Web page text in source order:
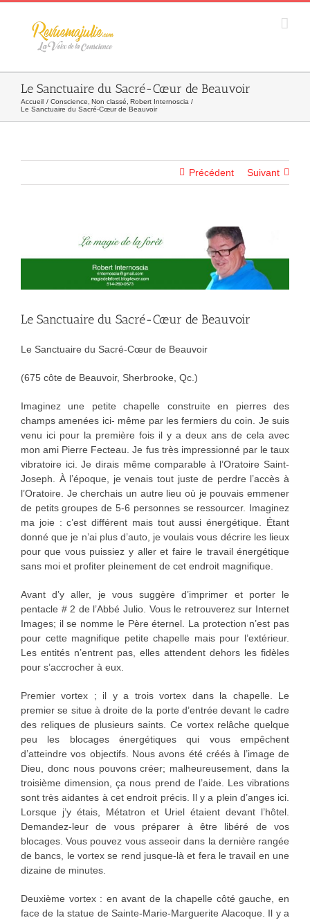
Skip
Le Sanctuaire du Sacré-Cœur de Beauvoir
Accueil Conscience Non classé Robert Internoscia
Le Sanctuaire du Sacré-Cœur de Beauvoir
Précédent Suivant
l&apos;image
Le Sanctuaire du Sacré-Cœur de Beauvoir
Le Sanctuaire du Sacré-Cœur de Beauvoir
(675 côte de Beauvoir, Sherbrooke, Qc.)
Imaginez une petite chapelle construite en pierres des
champs amenées ici- même par les fermiers du coin. Je suis
venu ici pour la première fois il y a deux ans de cela avec
mon ami Pierre Fecteau. Je fus très impressionné par le taux
vibratoire ici. Je dirais même comparable à l’Oratoire Saint-
Joseph. À l’époque, je venais tout juste de perdre l’accès à
l’Oratoire. Je cherchais un autre lieu où je pouvais emmener
de petits groupes de 5-6 personnes se ressourcer. Imaginez
ma joie : c’est différent mais tout aussi énergétique. Étant
donné que je n’ai plus d’auto, je voulais vous décrire les lieux
pour que vous puissiez y aller et faire le travail énergétique
sans moi et profiter pleinement de cet endroit magnifique.
Avant d’y aller, je vous suggère d’imprimer et porter le
pentacle # 2 de l’Abbé Julio. Vous le retrouverez sur Internet
Images; il se nomme le Père éternel. La protection n’est pas
pour cette magnifique petite chapelle mais pour l’extérieur.
Les entités n’entrent pas, elles attendent dehors les fidèles
pour s’accrocher à eux.
Premier vortex ; il y a trois vortex dans la chapelle. Le
premier se situe à droite de la porte d’entrée devant le cadre
des reliques de plusieurs saints. Ce vortex relâche quelque
peu les blocages énergétiques qui vous empêchent
d’atteindre vos objectifs. Nous avons été créés à l’image de
Dieu, donc nous pouvons créer; malheureusement, dans la
troisième dimension, ça nous prend de l’aide. Les vibrations
sont très aidantes à cet endroit précis. Il y a plein d’anges ici.
Lorsque j’y étais, Métatron et Uriel étaient devant l’hôtel.
Demandez-leur de vous préparer à être libéré de vos
blocages. Vous pouvez vous asseoir dans la dernière rangée
de bancs, le vortex se rend jusque-là et fera le travail en une
dizaine de minutes.
Deuxième vortex : en avant de la chapelle côté gauche, en
face de la statue de Sainte-Marie-Marguerite Alacoque. Il y a